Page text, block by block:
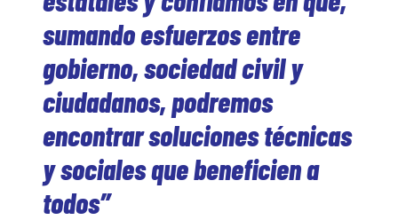
sumando esfuerzos entre
gobierno, sociedad civil y
ciudadanos, podremos
encontrar soluciones técnicas
y sociales que beneficien a
todos”